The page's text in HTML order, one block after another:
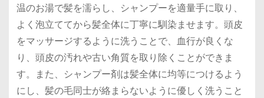
温のお湯で髪を濡らし、シャンプーを適量手に取り、
よく泡立ててから髪全体に丁寧に馴染ませます。頭皮
をマッサージするように洗うことで、血行が良くな
り、頭皮の汚れや古い角質を取り除くことができま
す。また、シャンプー剤は髪全体に均等につけるよう
にし、髪の毛同士が絡まらないように優しく洗うこと